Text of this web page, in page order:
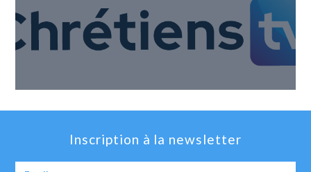
Inscription à la newsletter